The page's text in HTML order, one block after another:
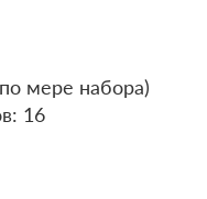
мере набора)
16
и получите новых